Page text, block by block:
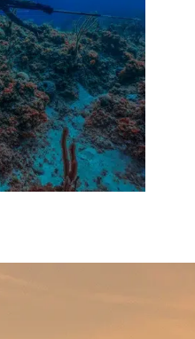
autre angle.
plus belles plages
camping situé à